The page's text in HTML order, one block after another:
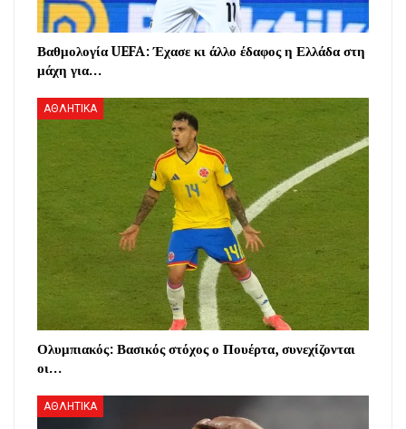
Βαθμολογία UEFA: Έχασε κι άλλο έδαφος η Ελλάδα στη
μάχη για…
ΑΘΛΗΤΙΚΑ
Ολυμπιακός: Βασικός στόχος ο Πουέρτα, συνεχίζονται
οι…
ΑΘΛΗΤΙΚΑ